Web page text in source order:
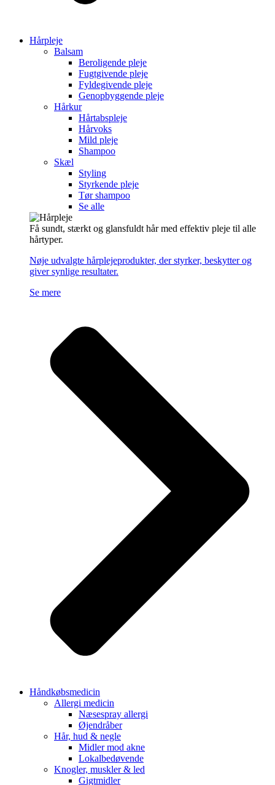
Hårpleje
Balsam
Beroligende pleje
Fugtgivende pleje
Fyldegivende pleje
Genopbyggende pleje
Hårkur
Hårtabspleje
Hårvoks
Mild pleje
Shampoo
Skæl
Styling
Styrkende pleje
Tør shampoo
Se alle
Få sundt, stærkt og glansfuldt hår med effektiv pleje til alle
hårtyper.
Nøje udvalgte hårplejeprodukter, der styrker, beskytter og
giver synlige resultater.
Se mere
Håndkøbsmedicin
Allergi medicin
Næsespray allergi
Øjendråber
Hår, hud & negle
Midler mod akne
Lokalbedøvende
Knogler, muskler & led
Gigtmidler